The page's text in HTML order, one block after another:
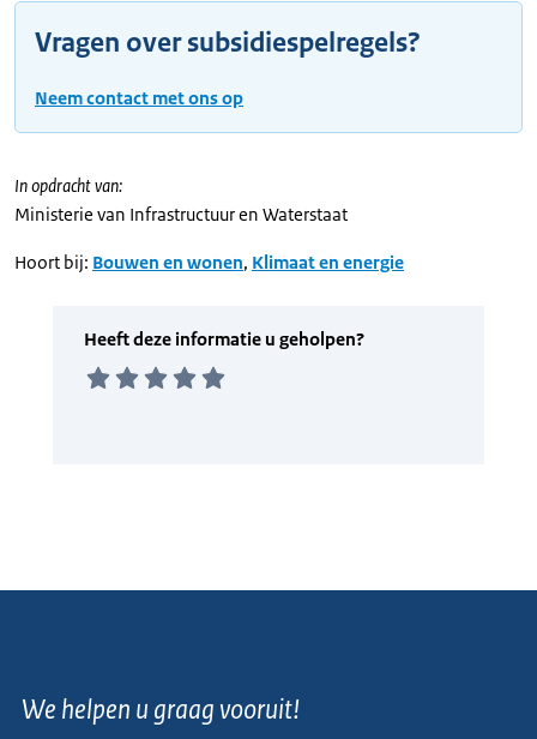
Vragen over subsidiespelregels?
Neem contact met ons op
In opdracht van:
Ministerie van Infrastructuur en Waterstaat
Hoort bij: Bouwen en wonen, Klimaat en energie
We helpen u graag vooruit!